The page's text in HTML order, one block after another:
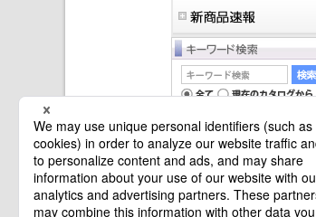
マイバインダーは空です。